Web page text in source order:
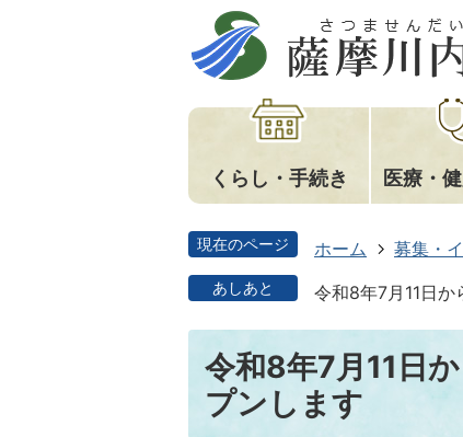
くらし・手続き 医療・
現在のページ ホーム 募集・
あしあと 令和8年7月11日
令和8年7月11日
プンします